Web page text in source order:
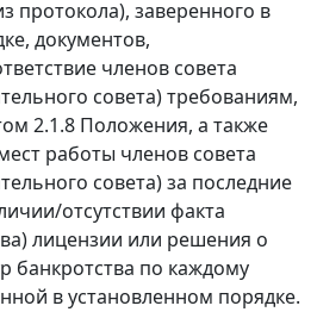
протокола), заверенного в
документов,
членов совета
совета) требованиям,
2.1.8 Положения, а также
работы членов совета
совета) за последние
отсутствии факта
лицензии или решения о
банкротства по каждому
в установленном порядке.